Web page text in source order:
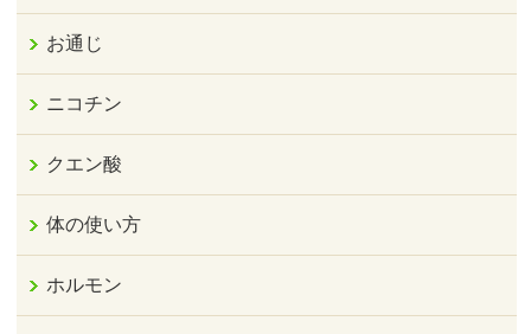
お通じ
ニコチン
クエン酸
体の使い方
ホルモン